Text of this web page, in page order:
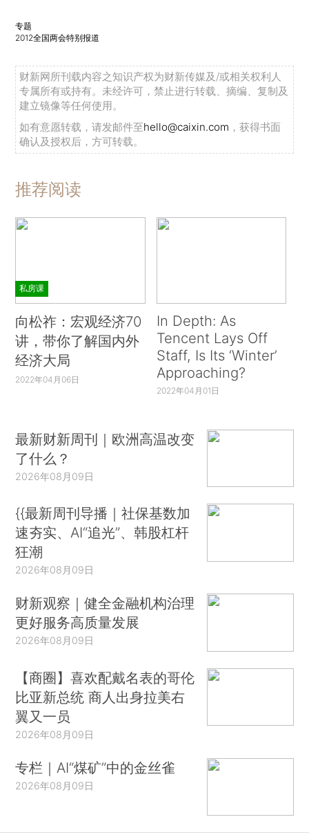
专题
2012全国两会特别报道
财新网所刊载内容之知识产权为财新传媒及/或相关权利人
专属所有或持有。未经许可，禁止进行转载、摘编、复制及
建立镜像等任何使用。
如有意愿转载，请发邮件至hello@caixin.com ，获得书面
确认及授权后，方可转载。
推荐阅读
私房课
向松祚：宏观经济70
讲，带你了解国内外
经济大局
2022年04月06日
In Depth: As
Tencent Lays Off
Staff, Is Its ‘Winter’
Approaching?
2022年04月01日
最新财新周刊｜欧洲高温改变
了什么？
2026年08月09日
{{最新周刊导播｜社保基数加
速夯实、AI“追光”、韩股杠杆
狂潮
2026年08月09日
财新观察｜健全金融机构治理
更好服务高质量发展
2026年08月09日
【商圈】喜欢配戴名表的哥伦
比亚新总统 商人出身拉美右
翼又一员
2026年08月09日
专栏｜AI“煤矿”中的金丝雀
2026年08月09日